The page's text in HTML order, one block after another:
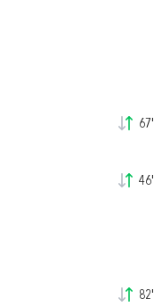
67'
46'
82'